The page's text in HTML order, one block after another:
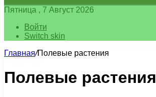
Пятница , 7 Август 2026
Войти
Switch skin
Главная/Полевые растения
Полевые растения